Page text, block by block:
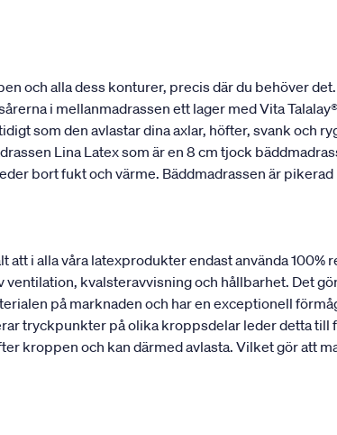
och alla dess konturer, precis där du behöver
i mellanmadrassen ett lager med Vita
som den avlastar dina axlar, höfter, svank och
Lina Latex som är en 8 cm tjock
bort fukt och värme. Bäddmadrassen är
i alla våra latexprodukter endast använda 100%
kvalsteravvisning och hållbarhet. Det
på marknaden och har en exceptionell
tryckpunkter på olika kroppsdelar leder detta
kroppen och kan därmed avlasta. Vilket gör att